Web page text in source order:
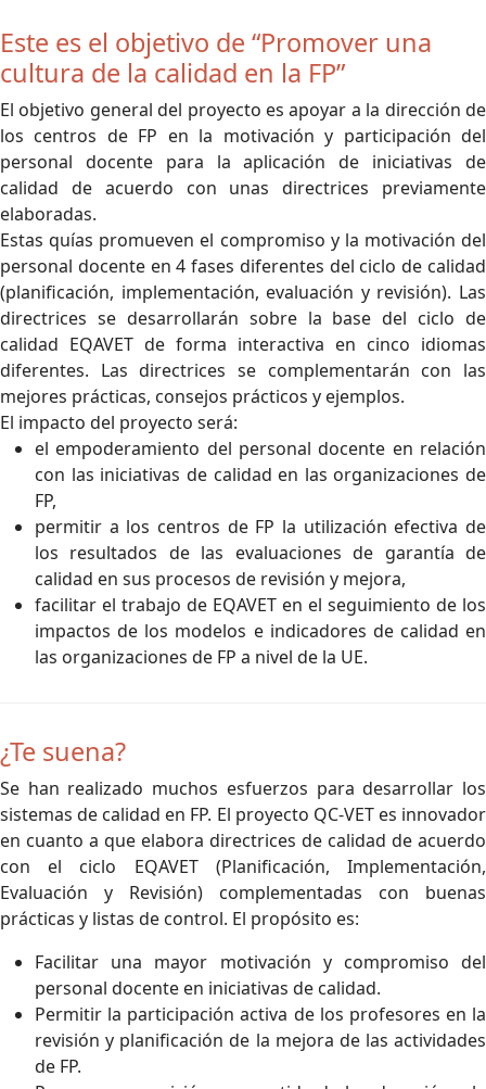
Este es el objetivo de “Promover una
cultura de la calidad en la FP”
El objetivo general del proyecto es apoyar a la dirección de
los centros de FP en la motivación y participación del
personal docente para la aplicación de iniciativas de
calidad de acuerdo con unas directrices previamente
elaboradas.
Estas quías promueven el compromiso y la motivación del
personal docente en 4 fases diferentes del ciclo de calidad
(planificación, implementación, evaluación y revisión). Las
directrices se desarrollarán sobre la base del ciclo de
calidad EQAVET de forma interactiva en cinco idiomas
diferentes. Las directrices se complementarán con las
mejores prácticas, consejos prácticos y ejemplos.
El impacto del proyecto será:
el empoderamiento del personal docente en relación
con las iniciativas de calidad en las organizaciones de
FP,
permitir a los centros de FP la utilización efectiva de
los resultados de las evaluaciones de garantía de
calidad en sus procesos de revisión y mejora,
facilitar el trabajo de EQAVET en el seguimiento de los
impactos de los modelos e indicadores de calidad en
las organizaciones de FP a nivel de la UE.
¿Te suena?
Se han realizado muchos esfuerzos para desarrollar los
sistemas de calidad en FP. El proyecto QC-VET es innovador
en cuanto a que elabora directrices de calidad de acuerdo
con el ciclo EQAVET (Planificación, Implementación,
Evaluación y Revisión) complementadas con buenas
prácticas y listas de control. El propósito es:
Facilitar una mayor motivación y compromiso del
personal docente en iniciativas de calidad.
Permitir la participación activa de los profesores en la
revisión y planificación de la mejora de las actividades
de FP.